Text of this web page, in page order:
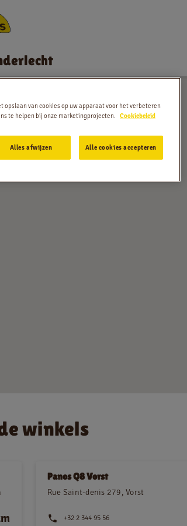
winkels
Panos Q8 Vorst
Rue Saint-denis 279, Vorst
+32 2 344 95 56
opslaan van cookies op uw apparaat voor het verbeteren
te helpen bij onze marketingprojecten. Cookiebeleid
Alles afwijzen Alle cookies accepteren